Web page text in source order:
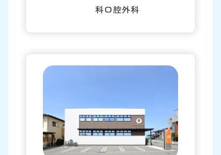
科口腔外科